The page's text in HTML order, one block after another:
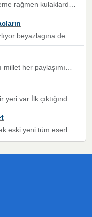
sen sen sen hayran ol yükses ses müzik dinleme sebebisiniz canlar bomba gibi patladınız maşallah
geçen günlere darılıyorum,Dinledikce asla kavusamayacagim ama asla unutamicagim sevdiğim adam için yanar içim
dertlerle boğuşurken bir yandan da göbek atmayi))) diyeceklerim bu kadar güzel hoş bir sayfa emeğinize sağlık arkadaşlar kolay gelsin
bende eşlik ediyorum yüksek sesle Allah razı olsun hizmet nimettir Rabbim sizin zahmetlerinize de hayırlı nimetler versin Selam ve dua ile Allah'a emanet olun
veren bunu en güzel şekilde sevenlerine ulaştıran siz değerli sayfa yöneticilerine de teşekkür ederim